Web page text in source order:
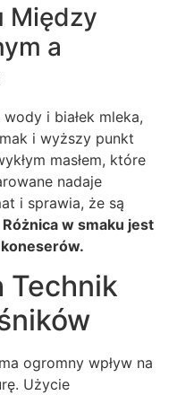
Między
a
i białek mleka,
i wyższy punkt
masłem, które
nadaje
i sprawia, że są
Różnica w smaku jest
Technik
ogromny wpływ na
Użycie